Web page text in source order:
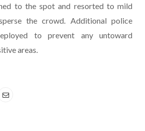
to the spot and resorted to mild
the crowd. Additional police
to prevent any untoward
areas.